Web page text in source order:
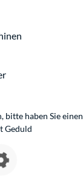
bitte haben Sie einen
Geduld